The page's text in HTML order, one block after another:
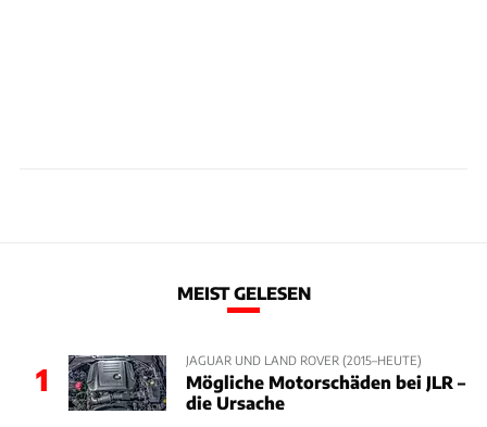
MEIST GELESEN
1
JAGUAR UND LAND ROVER (2015–HEUTE)
Mögliche Motorschäden bei JLR –
die Ursache